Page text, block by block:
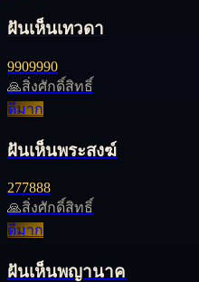
ฝันเห็นเทวดา
9909990
🙏สิ่งศักดิ์สิทธิ์
ดีมาก
ฝันเห็นพระสงฆ์
277888
🙏สิ่งศักดิ์สิทธิ์
ดีมาก
ฝันเห็นพญานาค